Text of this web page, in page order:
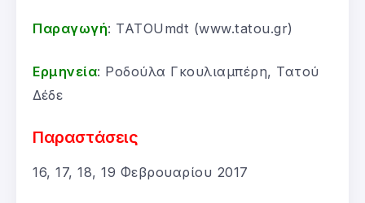
Παραγωγή: ΤΑΤΟUmdt (www.tatou.gr)
Ερμηνεία: Ροδούλα Γκουλιαμπέρη, Τατού
Δέδε
Παραστάσεις
16, 17, 18, 19 Φεβρουαρίου 2017